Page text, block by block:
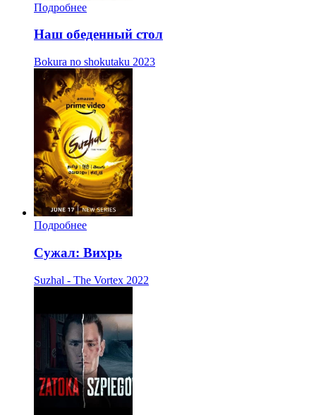
Подробнее
Наш обеденный стол
Bokura no shokutaku 2023
Подробнее
Сужал: Вихрь
Suzhal - The Vortex 2022